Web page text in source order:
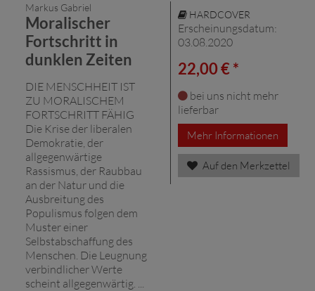
Markus Gabriel
Moralischer
Fortschritt in
dunklen Zeiten
DIE MENSCHHEIT IST
ZU MORALISCHEM
FORTSCHRITT FÄHIG
Die Krise der liberalen
Demokratie, der
allgegenwärtige
Rassismus, der Raubbau
an der Natur und die
Ausbreitung des
Populismus folgen dem
Muster einer
Selbstabschaffung des
Menschen. Die Leugnung
verbindlicher Werte
scheint allgegenwärtig. ...
HARDCOVER
Erscheinungsdatum:
03.08.2020
22,00 € *
bei uns nicht mehr
lieferbar
Mehr Informationen
Auf den Merkzettel